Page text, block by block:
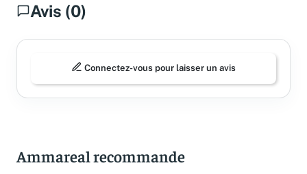
Avis (0)
Connectez-vous pour laisser un avis
Ammareal recommande